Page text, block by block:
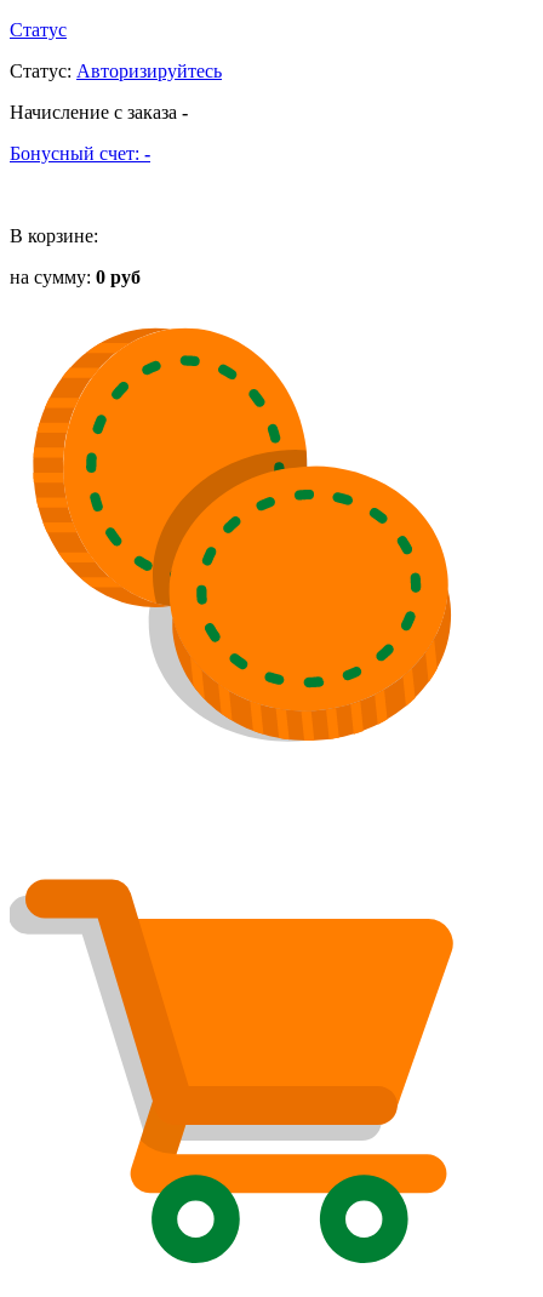
Статус
Статус: Авторизируйтесь
Начисление с заказа -
Бонусный счет: -
В корзине:
на сумму: 0 руб